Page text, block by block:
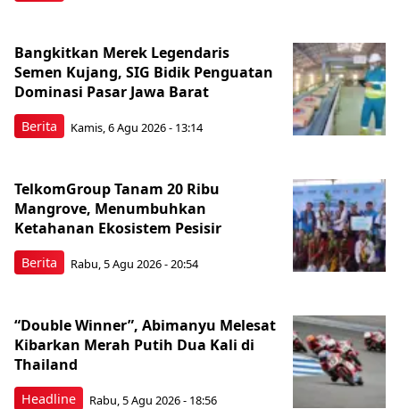
Berita
Bangkitkan Merek Legendaris
Semen Kujang, SIG Bidik Penguatan
Dominasi Pasar Jawa Barat
Kamis, 6 Agu 2026 - 13:14
Berita
TelkomGroup Tanam 20 Ribu
Mangrove, Menumbuhkan
Ketahanan Ekosistem Pesisir
Rabu, 5 Agu 2026 - 20:54
Headline
“Double Winner”, Abimanyu Melesat
Kibarkan Merah Putih Dua Kali di
Thailand
Rabu, 5 Agu 2026 - 18:56